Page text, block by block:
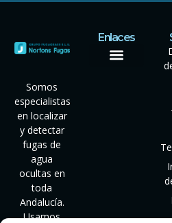
Somos
especialistas
en localizar
y detectar
fugas de
agua
ocultas en
toda
Andalucía.
Usamos
Enlaces